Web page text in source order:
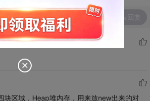
块区域，Heap堆内存，用来放new出来的对